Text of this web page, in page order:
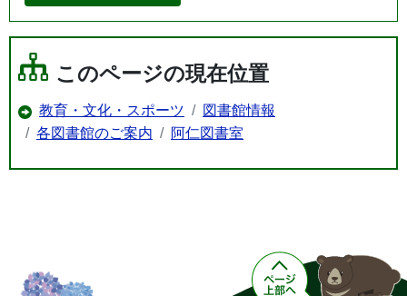
このページの現在位置
教育・文化・スポーツ
図書館情報
各図書館のご案内
阿仁図書室